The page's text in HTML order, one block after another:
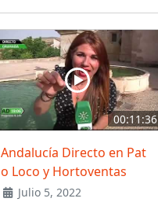
00:11:36
Andalucía Directo en Pat
o Loco y Hortoventas
Julio 5, 2022